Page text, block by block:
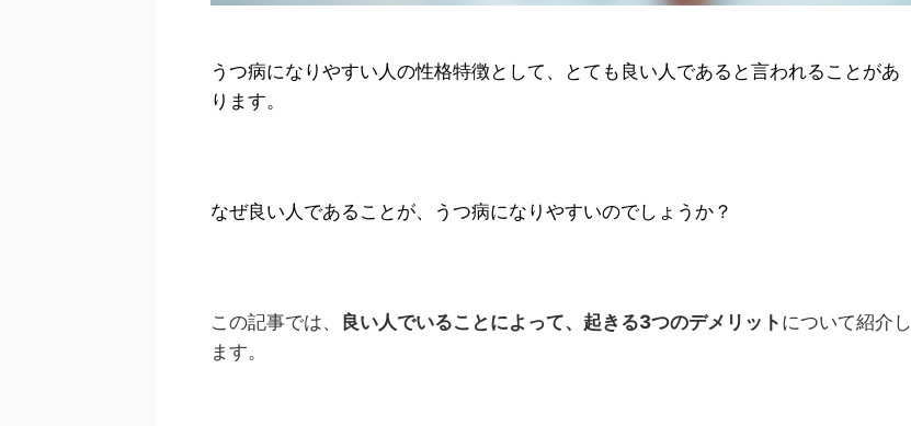
うつ病になりやすい人の性格特徴として、とても良い人であると言われることがあ
ります。
なぜ良い人であることが、うつ病になりやすいのでしょうか？
この記事では、 良い人でいることによって、起きる3つのデメリット について紹介し
ます。